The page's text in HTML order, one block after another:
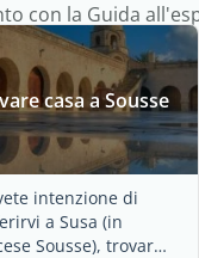
con la Guida
casa a Sousse
intenzione di
a Susa (in
Sousse), trovare